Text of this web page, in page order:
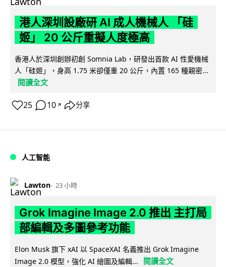
港人深圳設廠研 AI 成人機械人 「硅
姬」 20 公斤重擬人度極高
香港人於深圳創辦初創 Somnia Lab，研發出首款 AI 性愛機械
人「硅姬」，身高 1.75 米卻僅重 20 公斤，內置 165 種親密...
閱讀全文
25 10 ↗ 分享
人工智能
Lawton 23 小時
Grok Imagine Image 2.0 推出 主打局
部編輯及多圖參考功能
Elon Musk 旗下 xAI 以 SpaceXAI 名義推出 Grok Imagine
Image 2.0 模型，強化 AI 繪圖及編輯...
閱讀全文